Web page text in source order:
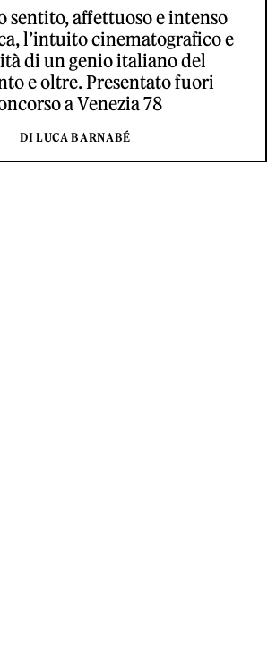
sentito, affettuoso e intenso
l’intuito cinematografico e
di un genio italiano del
e oltre. Presentato fuori
a Venezia 78
DI LUCA BARNABÉ